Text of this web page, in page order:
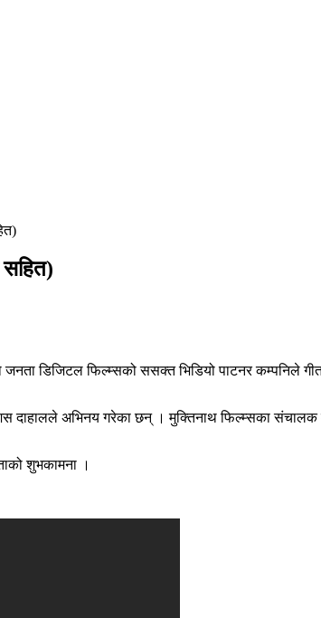
सहित)
डिजिटल फिल्म्सको ससक्त भिडियो पाटनर कम्पनिले
दाहालले अभिनय गरेका छन् । मुक्तिनाथ फिल्म्सका संचालक
शुभकामना ।